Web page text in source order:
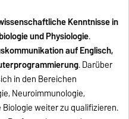
Kenntnisse in
und Physiologie.
auf Englisch,
. Darüber
in den Bereichen
Neuroimmunologie,
weiter zu qualifizieren.